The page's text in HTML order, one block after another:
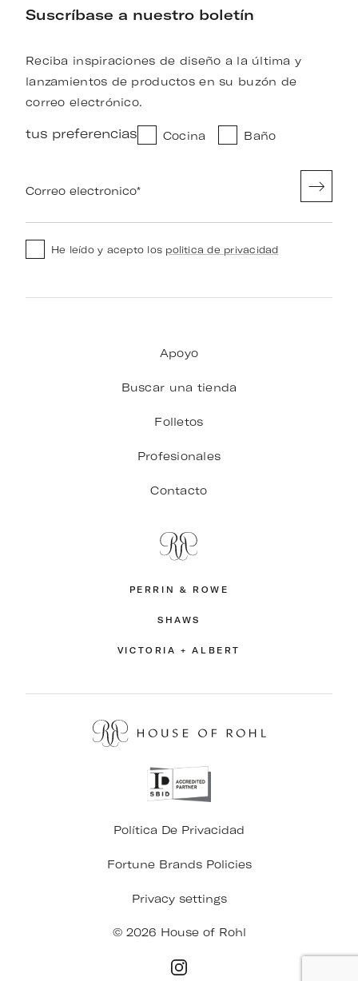
Suscríbase a nuestro boletín
Reciba inspiraciones de diseño a la última y
lanzamientos de productos en su buzón de
correo electrónico.
tus preferencias Cocina Baño
Correo electronico*
He leído y acepto los politica de privacidad
Apoyo
Buscar una tienda
Folletos
Profesionales
Contacto
PERRIN & ROWE
SHAWS
VICTORIA + ALBERT
Política De Privacidad
Fortune Brands Policies
Privacy settings
© 2026 House of Rohl